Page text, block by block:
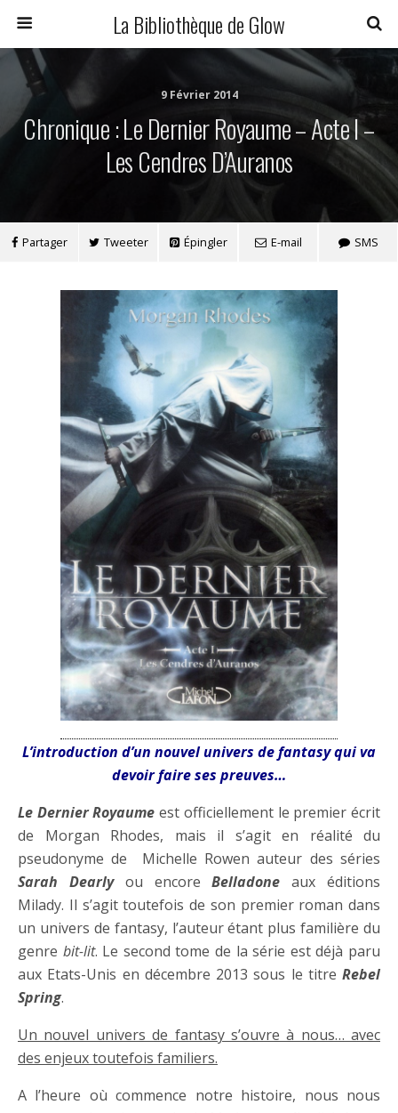
La Bibliothèque de Glow
9 Février 2014
Chronique : Le Dernier Royaume – Acte I –
Les Cendres D’Auranos
Partager Tweeter Épingler E-mail SMS
L’introduction d’un nouvel univers de fantasy qui va
devoir faire ses preuves…
Le Dernier Royaume est officiellement le premier écrit
de Morgan Rhodes, mais il s’agit en réalité du
pseudonyme de Michelle Rowen auteur des séries
Sarah Dearlyou encoreBelladone aux éditions
Milady. Il s’agit toutefois de son premier roman dans
un univers de fantasy, l’auteur étant plus familière du
genre bit-lit. Le second tome de la série est déjà paru
aux Etats-Unis en décembre 2013 sous le titre Rebel
Spring.
Un nouvel univers de fantasy s’ouvre à nous… avec
des enjeux toutefois familiers.
A l’heure où commence notre histoire, nous nous